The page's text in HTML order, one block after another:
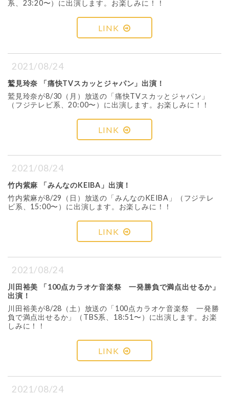
系、23:20〜）に出演します。お楽しみに！！
LINK
2021/08/24
鷲見玲奈 「痛快TVスカッとジャパン」出演！
鷲見玲奈が8/30（月）放送の「痛快TVスカッとジャパン」
（フジテレビ系、20:00〜）に出演します。お楽しみに！！
LINK
2021/08/24
竹内紫麻 「みんなのKEIBA」出演！
竹内紫麻が8/29（日）放送の「みんなのKEIBA」（フジテレ
ビ系、15:00〜）に出演します。お楽しみに！！
LINK
2021/08/24
川田裕美 「100点カラオケ音楽祭 一発勝負で満点出せるか」
出演！
川田裕美が8/28（土）放送の「100点カラオケ音楽祭 一発勝
負で満点出せるか」（TBS系、18:51〜）に出演します。お楽
しみに！！
LINK
2021/08/24